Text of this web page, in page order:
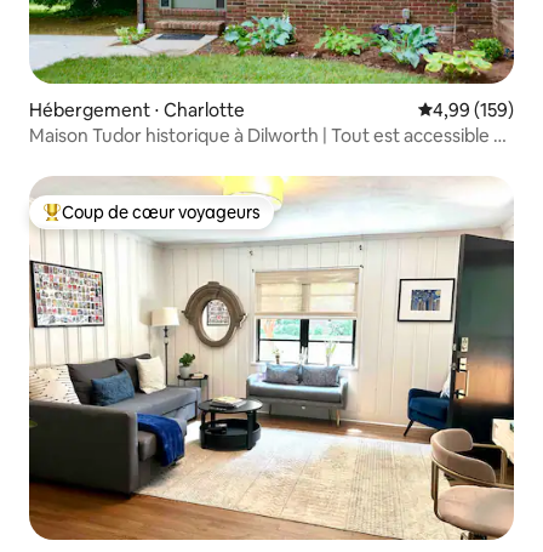
Hébergement ⋅ Charlotte Évaluation
4,99 (159)
Maison Tudor historique à Dilworth | Tout est accessible à
Coups de cœur voyageurs les plus appréciés
Coup de cœur voyageurs